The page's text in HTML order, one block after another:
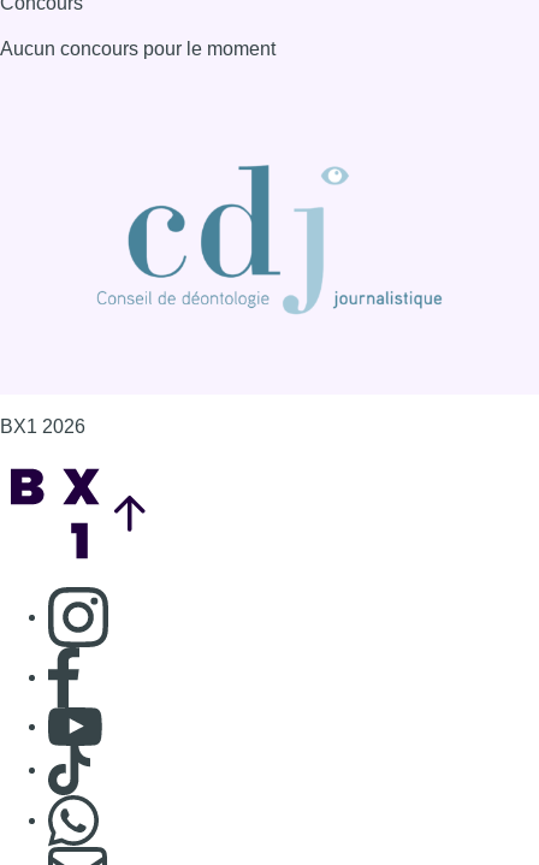
Aucun concours pour le moment
BX1 2026
Consulter page Instagram
Consulter page Facebook
Consulter Youtube
Consulter TikTok
S'abonner à notre newsletter